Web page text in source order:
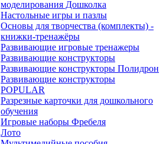
моделирования Дошколка
Настольные игры и пазлы
Основы для творчества (комплекты) -
книжки-тренажёры
Развивающие игровые тренажеры
Развивающие конструкторы
Развивающие конструкторы Полидрон
Развивающие конструкторы
POPULAR
Разрезные карточки для дошкольного
обучения
Игровые наборы Фребеля
Лото